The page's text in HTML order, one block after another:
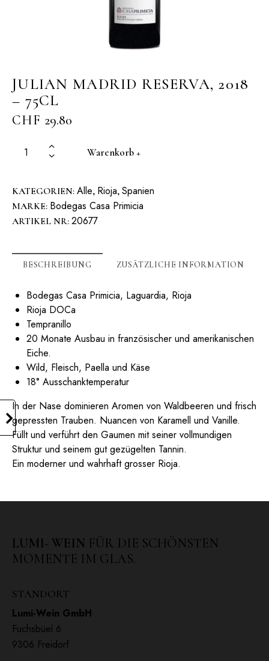
JULIAN MADRID RESERVA, 2018
– 75CL
CHF 29.80
Warenkorb +
KATEGORIEN: Alle, Rioja, Spanien
MARKE: Bodegas Casa Primicia
ARTIKEL NR: 20677
BESCHREIBUNG ZUSÄTZLICHE INFORMATION
Bodegas Casa Primicia, Laguardia, Rioja
Rioja DOCa
Tempranillo
20 Monate Ausbau in französischer und amerikanischen
Eiche.
Wild, Fleisch, Paella und Käse
18° Ausschanktemperatur
In der Nase dominieren Aromen von Waldbeeren und frisch
gepressten Trauben. Nuancen von Karamell und Vanille.
Füllt und verführt den Gaumen mit seiner vollmundigen
Struktur und seinem gut gezügelten Tannin.
Ein moderner und wahrhaft grosser Rioja.
LUMI- WEIN FÜR DIE SCHÖNSTEN
MOMENTE IM GLAS.
STANDORT
Lumi-Wein GmbH
Fuchsbüel 6
9306 Freidorf